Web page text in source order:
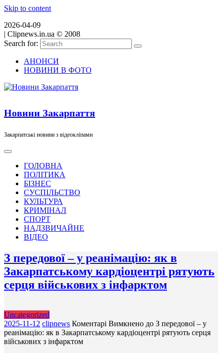
Skip to content
2026-04-09
| Clipnews.in.ua © 2008
Search for:
АНОНСИ
НОВИНИ В ФОТО
Новини Закарпаття
Закарпатські новини з відеокліпами
ГОЛОВНА
ПОЛІТИКА
БІЗНЕС
СУСПІЛЬСТВО
КУЛЬТУРА
КРИМІНАЛ
СПОРТ
НАДЗВИЧАЙНЕ
ВІДЕО
З передової – у реанімацію: як в
Закарпатському кардіоцентрі рятують
серця військових з інфарктом
Uncategorized
2025-11-12 clipnews Коментарі Вимкнено до З передової – у
реанімацію: як в Закарпатському кардіоцентрі рятують серця
військових з інфарктом